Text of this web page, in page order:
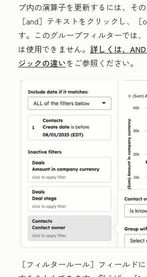
プ内の演算子を更新するには、そ
［and］テキストをクリックし、［
す。 このグループフィルターでは、
は使用できません。 詳しくは、
ジックの違いをご参照ください。
［フィルタールール］ フィールド